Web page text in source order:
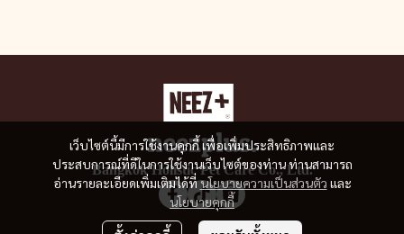
เว็บไซต์นี้มีการใช้งานคุกกี้ เพื่อเพิ่มประสิทธิภาพและ
ประสบการณ์ที่ดีในการใช้งานเว็บไซต์ของท่าน ท่านสามารถ
อ่านรายละเอียดเพิ่มเติมได้ที่นโยบายความเป็นส่วนตัว และ
นโยบายคุกกี้
Bangkok Holistic Pet Care Co., Ltd.